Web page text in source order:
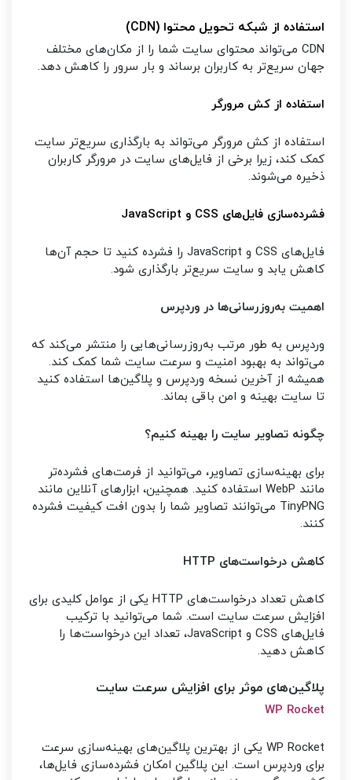
استفاده از شبکه تحویل محتوا (CDN)
CDN می‌تواند محتوای سایت شما را از مکان‌های مختلف
جهان سریع‌تر به کاربران برساند و بار سرور را کاهش دهد.
استفاده از کش مرورگر
استفاده از کش مرورگر می‌تواند به بارگذاری سریع‌تر سایت
کمک کند، زیرا برخی از فایل‌های سایت در مرورگر کاربران
ذخیره می‌شوند.
فشرده‌سازی فایل‌های CSS و JavaScript
فایل‌های CSS و JavaScript را فشرده کنید تا حجم آن‌ها
کاهش یابد و سایت سریع‌تر بارگذاری شود.
اهمیت به‌روزرسانی‌ها در وردپرس
وردپرس به طور مرتب به‌روزرسانی‌هایی را منتشر می‌کند که
می‌تواند به بهبود امنیت و سرعت سایت شما کمک کند.
همیشه از آخرین نسخه وردپرس و پلاگین‌ها استفاده کنید
تا سایت بهینه و امن باقی بماند.
چگونه تصاویر سایت را بهینه کنیم؟
برای بهینه‌سازی تصاویر، می‌توانید از فرمت‌های فشرده‌تر
مانند WebP استفاده کنید. همچنین، ابزارهای آنلاین مانند
TinyPNG می‌توانند تصاویر شما را بدون افت کیفیت فشرده
کنند.
کاهش درخواست‌های HTTP
کاهش تعداد درخواست‌های HTTP یکی از عوامل کلیدی برای
افزایش سرعت سایت است. شما می‌توانید با ترکیب
فایل‌های CSS و JavaScript، تعداد این درخواست‌ها را
کاهش دهید.
پلاگین‌های موثر برای افزایش سرعت سایت
WP Rocket
WP Rocket یکی از بهترین پلاگین‌های بهینه‌سازی سرعت
برای وردپرس است. این پلاگین امکان فشرده‌سازی فایل‌ها،